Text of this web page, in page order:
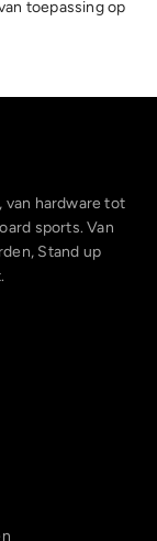
toepassing op
hardware tot
sports. Van
Stand up